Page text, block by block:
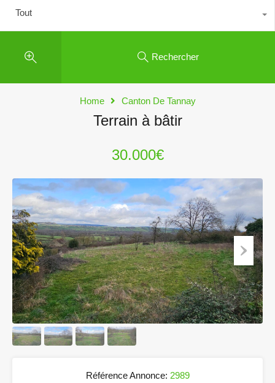
Tout
Rechercher
Home Canton De Tannay
Terrain à bâtir
30.000€
Référence Annonce: 2989